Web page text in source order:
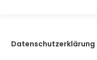
Datenschutzerklärung